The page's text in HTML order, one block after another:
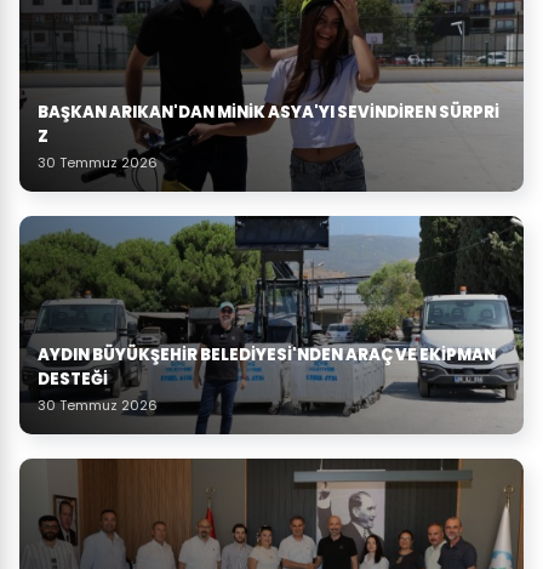
BAŞKAN ARIKAN'DAN MINIK ASYA'YI SEVINDIREN SÜRPRI
Z
30 Temmuz 2026
AYDIN BÜYÜKŞEHIR BELEDIYESI'NDEN ARAÇ VE EKIPMAN
DESTEĞI
30 Temmuz 2026